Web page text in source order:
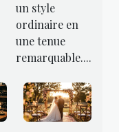
un style
ordinaire en
une tenue
remarquable....